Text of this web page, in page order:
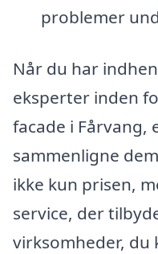
problemer
Når du har
eksperter inden
facade i Fårvang,
sammenligne
ikke kun prisen,
service, der
virksomheder, du